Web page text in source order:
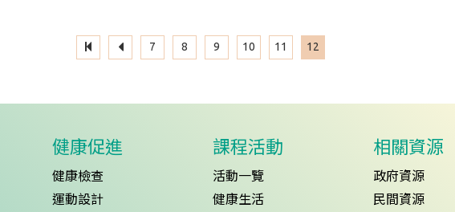
7 8 9 10 11 12
健康促進
健康檢查
運動設計
課程活動
活動一覽
健康生活
相關資源
政府資源
民間資源